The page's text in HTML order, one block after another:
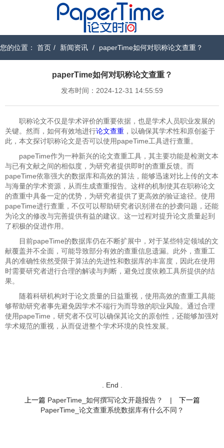
您的位置： 首页 / 新闻资讯 / paperTime如何对职称论文查重？
paperTime如何对职称论文查重？
发布时间：2024-12-31 14:55:59
职称论文不仅是学术评价的重要依据，也是学术人员职业发展的
关键。然而，如何有效地进行论文查重 ，以确保其学术性和原创鉴于
此，本文探讨职称论文是否可以使用papeTime工具进行查重。
papeTime作为一种新兴的论文查重工具，其主要功能是检测文本
与已有文献之间的相似度，为研究者提供即时的查重反馈。而
papeTime依靠强大的数据库和高效的算法，能够迅速对比上传的文本
与海量的学术资源，从而生成查重报告。这样的机制使其在职称论文
的查重中具备一定的优势，为研究者提供了更高效的验证途径。使用
papeTime进行查重，不仅可以帮助研究者识别潜在的抄袭问题，还能
为论文的修改与完善提供有益的建议。这一过程对提升论文质量起到
了积极的促进作用。
目前papeTime的数据库仍在不断扩展中，对于某些特定领域的文
献覆盖并不全面，可能导致部分有效的查重信息遗漏。此外，查重工
具的准确性依然受限于算法的先进性和数据库的丰富度，因此在使用
时需要研究者进行合理的解读与判断，避免过度依赖工具所提供的结
果。
随着科研机构对于论文质量的日益重视，使用高效的查重工具能
够帮助研究者事先避免因学术不端行为而导致的职业风险。通过合理
使用papeTime，研究者不仅可以确保其论文的原创性，还能够加强对
学术规范的重视，从而促进整个学术环境的良性发展。
. End .
上一篇 PaperTime_如何撰写论文开题报告？ |
下一篇
PaperTime_论文查重系统数据库有什么不同？